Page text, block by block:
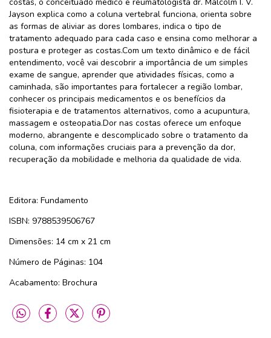
Jayson explica como a coluna vertebral funciona, orienta sobre
as formas de aliviar as dores lombares, indica o tipo de
tratamento adequado para cada caso e ensina como melhorar a
postura e proteger as costas.Com um texto dinâmico e de fácil
entendimento, você vai descobrir a importância de um simples
exame de sangue, aprender que atividades físicas, como a
caminhada, são importantes para fortalecer a região lombar,
conhecer os principais medicamentos e os benefícios da
fisioterapia e de tratamentos alternativos, como a acupuntura,
massagem e osteopatia.Dor nas costas oferece um enfoque
moderno, abrangente e descomplicado sobre o tratamento da
coluna, com informações cruciais para a prevenção da dor,
recuperação da mobilidade e melhoria da qualidade de vida.
Editora: Fundamento
ISBN: 9788539506767
Dimensões: 14 cm x 21 cm
Número de Páginas: 104
Acabamento: Brochura